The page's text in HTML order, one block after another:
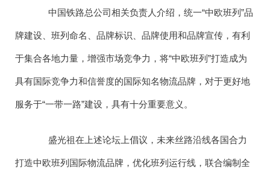
中国铁路总公司相关负责人介绍，统一“中欧班列”品
牌建设、班列命名、品牌标识、品牌使用和品牌宣传，有利
于集合各地力量，增强市场竞争力，将“中欧班列”打造成为
具有国际竞争力和信誉度的国际知名物流品牌，对于更好地
服务于“一带一路”建设，具有十分重要意义。
盛光祖在上述论坛上倡议，未来丝路沿线各国合力
打造中欧班列国际物流品牌，优化班列运行线，联合编制全